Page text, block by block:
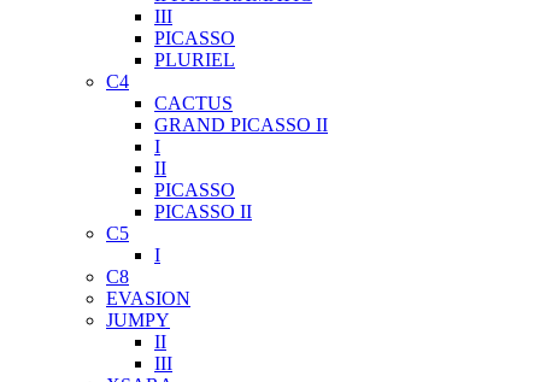
III
PICASSO
PLURIEL
C4
CACTUS
GRAND PICASSO II
I
II
PICASSO
PICASSO II
C5
I
C8
EVASION
JUMPY
II
III